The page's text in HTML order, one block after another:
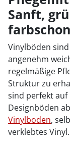
Sanft,
Vinylböden
angenehm
regelmäßige
Struktur zu
sind perfekt
Designböden
Vinylboden,
verklebtes Vinyl.